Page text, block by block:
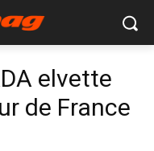
elvette
de France